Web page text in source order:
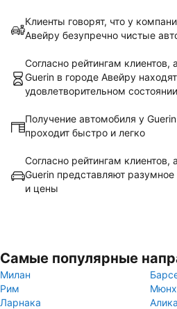
Клиенты говорят, что у
Авейру безупречно чистые
Согласно рейтингам
Guerin в городе Авейру
удовлетворительном состоянии
Получение автомобиля у
проходит быстро и легко
Согласно рейтингам
Guerin представляют
и цены
Самые популярные
Милан
Рим
Ларнака